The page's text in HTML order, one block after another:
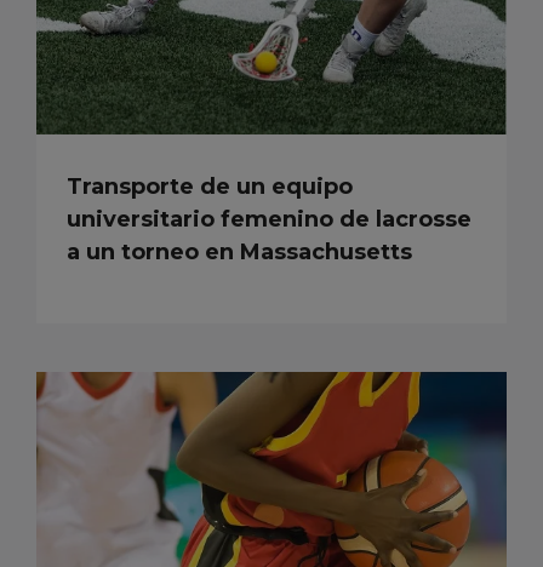
Transporte de un equipo
universitario femenino de lacrosse
a un torneo en Massachusetts